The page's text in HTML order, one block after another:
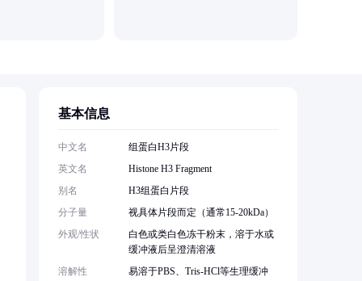
基本信息
中文名
组蛋白H3片段
英文名
Histone H3 Fragment
别名
H3组蛋白片段
分子量
视具体片段而定（通常15-20kDa）
外观/性状
白色或类白色冻干粉末，溶于水或
缓冲液后呈澄清溶液
溶解性
易溶于PBS、Tris-HCl等生理缓冲